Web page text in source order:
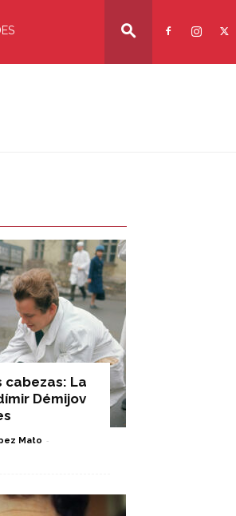
cabezas: La
Démijov
Mato -